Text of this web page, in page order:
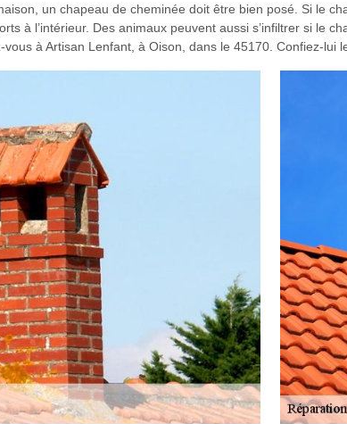
un chapeau de cheminée doit être bien posé. Si le
à l’intérieur. Des animaux peuvent aussi s’infiltrer si le
à Artisan Lenfant, à Oison, dans le 45170. Confiez-lui